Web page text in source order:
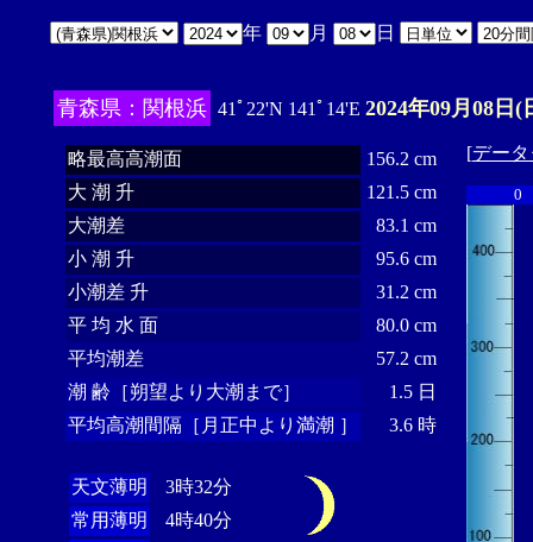
年 月 日
青森県：関根浜 41ﾟ22'N 141ﾟ14'E 2024年09月08日(
略最高高潮面
156.2 cm
大 潮 升
121.5 cm
大潮差
83.1 cm
小 潮 升
95.6 cm
小潮差 升
31.2 cm
平 均 水 面
80.0 cm
平均潮差
57.2 cm
潮 齢［朔望より大潮まで］
1.5 日
平均高潮間隔［月正中より満潮 ］
3.6 時
天文薄明
3時32分
常用薄明
4時40分
[デー
0